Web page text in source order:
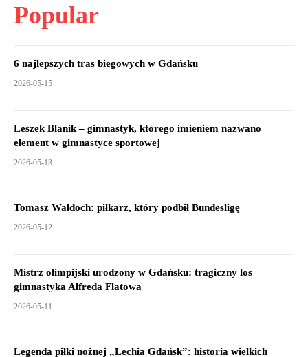
Popular
6 najlepszych tras biegowych w Gdańsku
2026-05-15
Leszek Blanik – gimnastyk, którego imieniem nazwano
element w gimnastyce sportowej
2026-05-13
Tomasz Wałdoch: piłkarz, który podbił Bundesligę
2026-05-12
Mistrz olimpijski urodzony w Gdańsku: tragiczny los
gimnastyka Alfreda Flatowa
2026-05-11
Legenda piłki nożnej „Lechia Gdańsk”: historia wielkich